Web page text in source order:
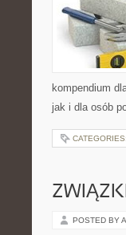
kompendium
jak i dla osób
CATEGORIES:
POSTED BY